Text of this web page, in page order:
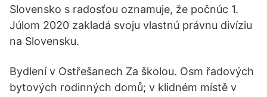
Slovensko s radosťou oznamuje, že počnúc 1.
Júlom 2020 zakladá svoju vlastnú právnu divíziu
na Slovensku.
Bydlení v Ostřešanech Za školou. Osm řadových
bytových rodinných domů; v klidném místě v